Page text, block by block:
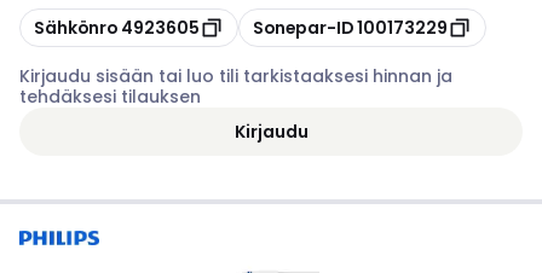
Kopioi
Sähkönro 4923605 Kopioi
Sonepar-ID100173229
Kirjaudu sisään tai luo tili tarkistaaksesi hinnan ja
tehdäksesi tilauksen
Kirjaudu